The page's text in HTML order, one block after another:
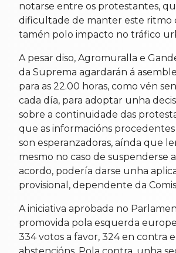
notarse entre os protestantes,
dificultade de manter este ritmo
tamén polo impacto no tráfico
A pesar diso, Agromuralla e
da Suprema agardarán á
para as 22.00 horas, como vén
cada día, para adoptar unha
sobre a continuidade das
que as informacións
son esperanzadoras, aínda que
mesmo no caso de suspenderse
acordo, podería darse unha
provisional, dependente da
A iniciativa aprobada no
promovida pola esquerda
334 votos a favor, 324 en contra e